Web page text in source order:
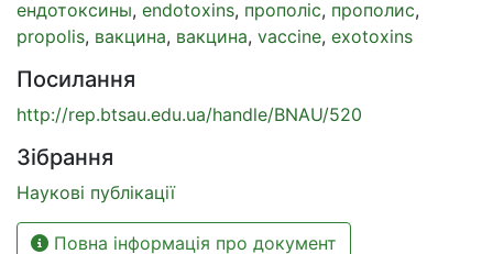
ендотоксины, endotoxins, прополіс, прополис,
propolis, вакцина, вакцина, vaccine, exotoxins
Посилання
http://rep.btsau.edu.ua/handle/BNAU/520
Зібрання
Наукові публікації
Повна інформація про документ